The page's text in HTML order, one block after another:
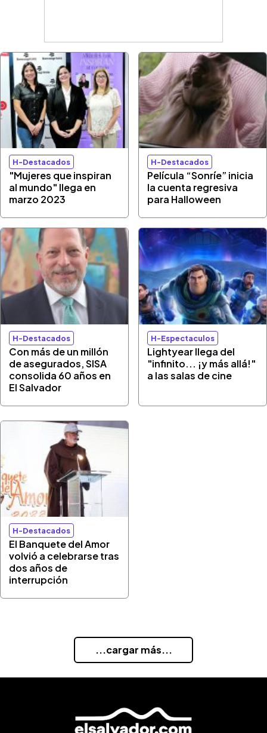
H-Destacados
"Mujeres que inspiran
al mundo" llega en
marzo 2023
H-Destacados
Película “Sonríe” inicia
la cuenta regresiva
para Halloween
H-Destacados
Con más de un millón
de asegurados, SISA
consolida 60 años en
El Salvador
H-Espectaculos
Lightyear llega del
"infinito... ¡y más allá!"
a las salas de cine
H-Destacados
El Banquete del Amor
volvió a celebrarse tras
dos años de
interrupción
...cargar más...